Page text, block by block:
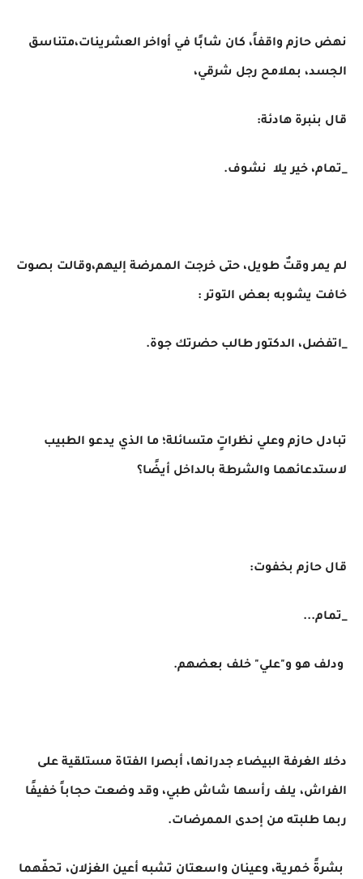
نهض حازم واقفاً، كان شابًا في أواخر العشرينات،متناسق
الجسد، بملامح رجل شرقي،
قال بنبرة هادئة:
_تمام، خير يلا نشوف.
لم يمر وقتٌ طويل، حتى خرجت الممرضة إليهم،وقالت بصوت
خافت يشوبه بعض التوتر :
_اتفضل، الدكتور طالب حضرتك جوة.
تبادل حازم وعلي نظراتٍ متسائلة؛ ما الذي يدعو الطبيب
لاستدعائهما والشرطة بالداخل أيضًا؟
قال حازم بخفوت:
_تمام...
ودلف هو و"علي" خلف بعضهم.
دخلا الغرفة البيضاء جدرانها، أبصرا الفتاة مستلقية على
الفراش، يلف رأسها شاش طبي، وقد وضعت حجاباً خفيفًا
ربما طلبته من إحدى الممرضات.
بشرةً خمرية، وعينان واسعتان تشبه أعين الغزلان، تحفّهما